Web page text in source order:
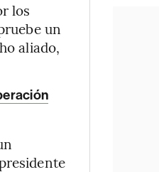
los
un
aliado,